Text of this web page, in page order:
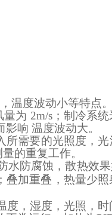
温度波动小等特点。
量为 2m/s； 制冷系
响 温度波动大。
所需要的光照度，
的重复工作。
水防腐蚀，散热效
叠加重叠，热量少
，湿度，光照，时